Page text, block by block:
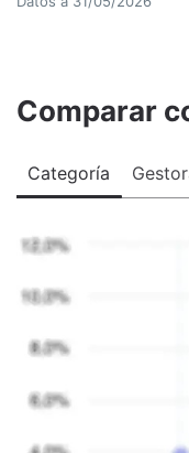
Comparar
Categoría